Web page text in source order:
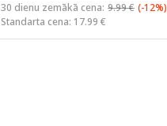
30 dienu zemākā cena: 9.99 € (-12%)
Standarta cena: 17.99 €